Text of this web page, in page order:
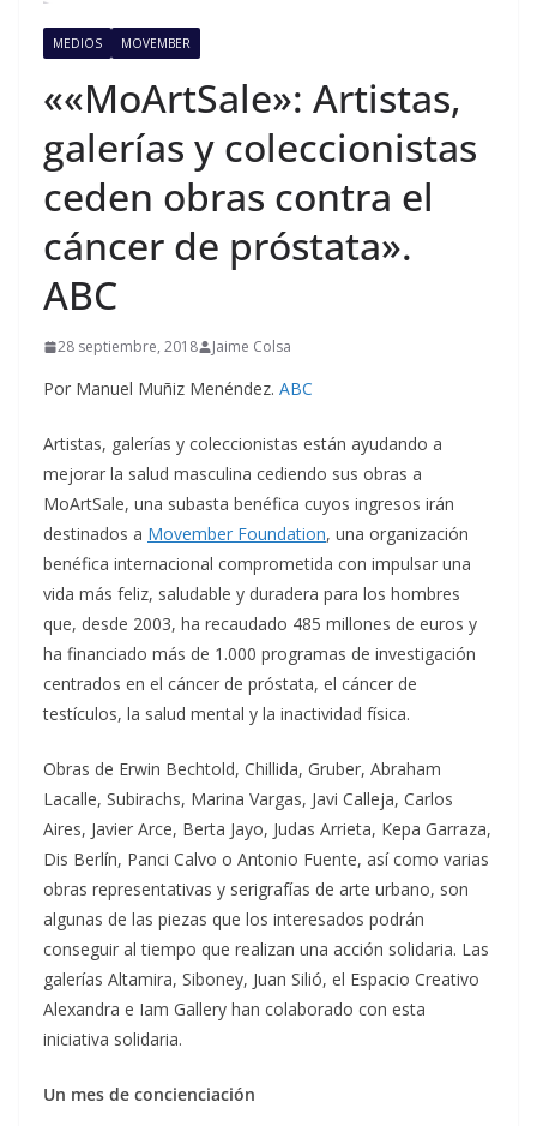
MEDIOS MOVEMBER
««MoArtSale»: Artistas,
galerías y coleccionistas
ceden obras contra el
cáncer de próstata».
ABC
28 septiembre, 2018 Jaime Colsa
Por Manuel Muñiz Menéndez. ABC
Artistas, galerías y coleccionistas están ayudando a
mejorar la salud masculina cediendo sus obras a
MoArtSale, una subasta benéfica cuyos ingresos irán
destinados a Movember Foundation, una organización
benéfica internacional comprometida con impulsar una
vida más feliz, saludable y duradera para los hombres
que, desde 2003, ha recaudado 485 millones de euros y
ha financiado más de 1.000 programas de investigación
centrados en el cáncer de próstata, el cáncer de
testículos, la salud mental y la inactividad física.
Obras de Erwin Bechtold, Chillida, Gruber, Abraham
Lacalle, Subirachs, Marina Vargas, Javi Calleja, Carlos
Aires, Javier Arce, Berta Jayo, Judas Arrieta, Kepa Garraza,
Dis Berlín, Panci Calvo o Antonio Fuente, así como varias
obras representativas y serigrafías de arte urbano, son
algunas de las piezas que los interesados podrán
conseguir al tiempo que realizan una acción solidaria. Las
galerías Altamira, Siboney, Juan Silió, el Espacio Creativo
Alexandra e Iam Gallery han colaborado con esta
iniciativa solidaria.
Un mes de concienciación